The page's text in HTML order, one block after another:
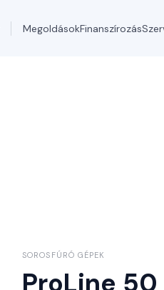
MegoldásokFinanszírozás
SOROSFÚRÓ GÉPEK
ProLine 50